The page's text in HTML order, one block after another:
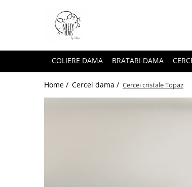
COLIERE DAMA BRATARI DAMA
Home / Cercei dama / Cercei cristale Topaz